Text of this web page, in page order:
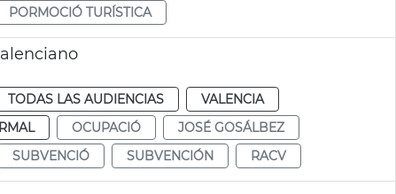
PORMOCIÓ TURÍSTICA
TODAS LAS AUDIENCIAS
VALENCIA
OCUPACIÓ
JOSÉ GOSÁLBEZ
SUBVENCIÓ SUBVENCIÓN RACV